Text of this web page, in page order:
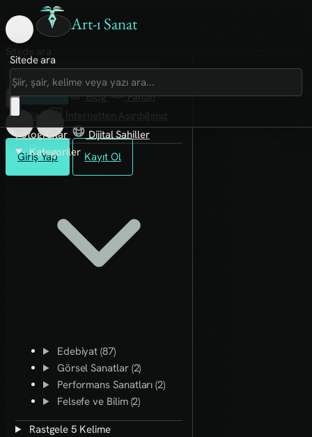
Art-ı Sanat
Giriş Yap Kayıt Ol
Sitede ara
Art-ı Sosyal
İmece
Kütüphane
Blog
Fanzin
Rafları
Fotoğraflar
Dijital Sahiller
Kategoriler
Edebiyat (87)
Görsel Sanatlar (2)
Performans Sanatları (2)
Felsefe ve Bilim (2)
Rastgele 5 Kelime